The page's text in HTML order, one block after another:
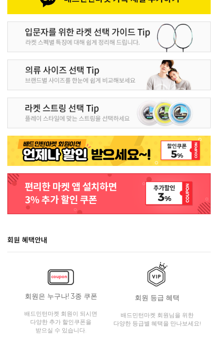
회원 혜택안내
회원은 누구나! 3종 쿠폰
배드민턴마켓 회원이 되시면
다양한 추가 할인쿠폰을
받으실 수 있습니다.
회원 등급 혜택
배드민턴마켓 회원님을 위한
다양한 등급별 혜택을 만나보세요!